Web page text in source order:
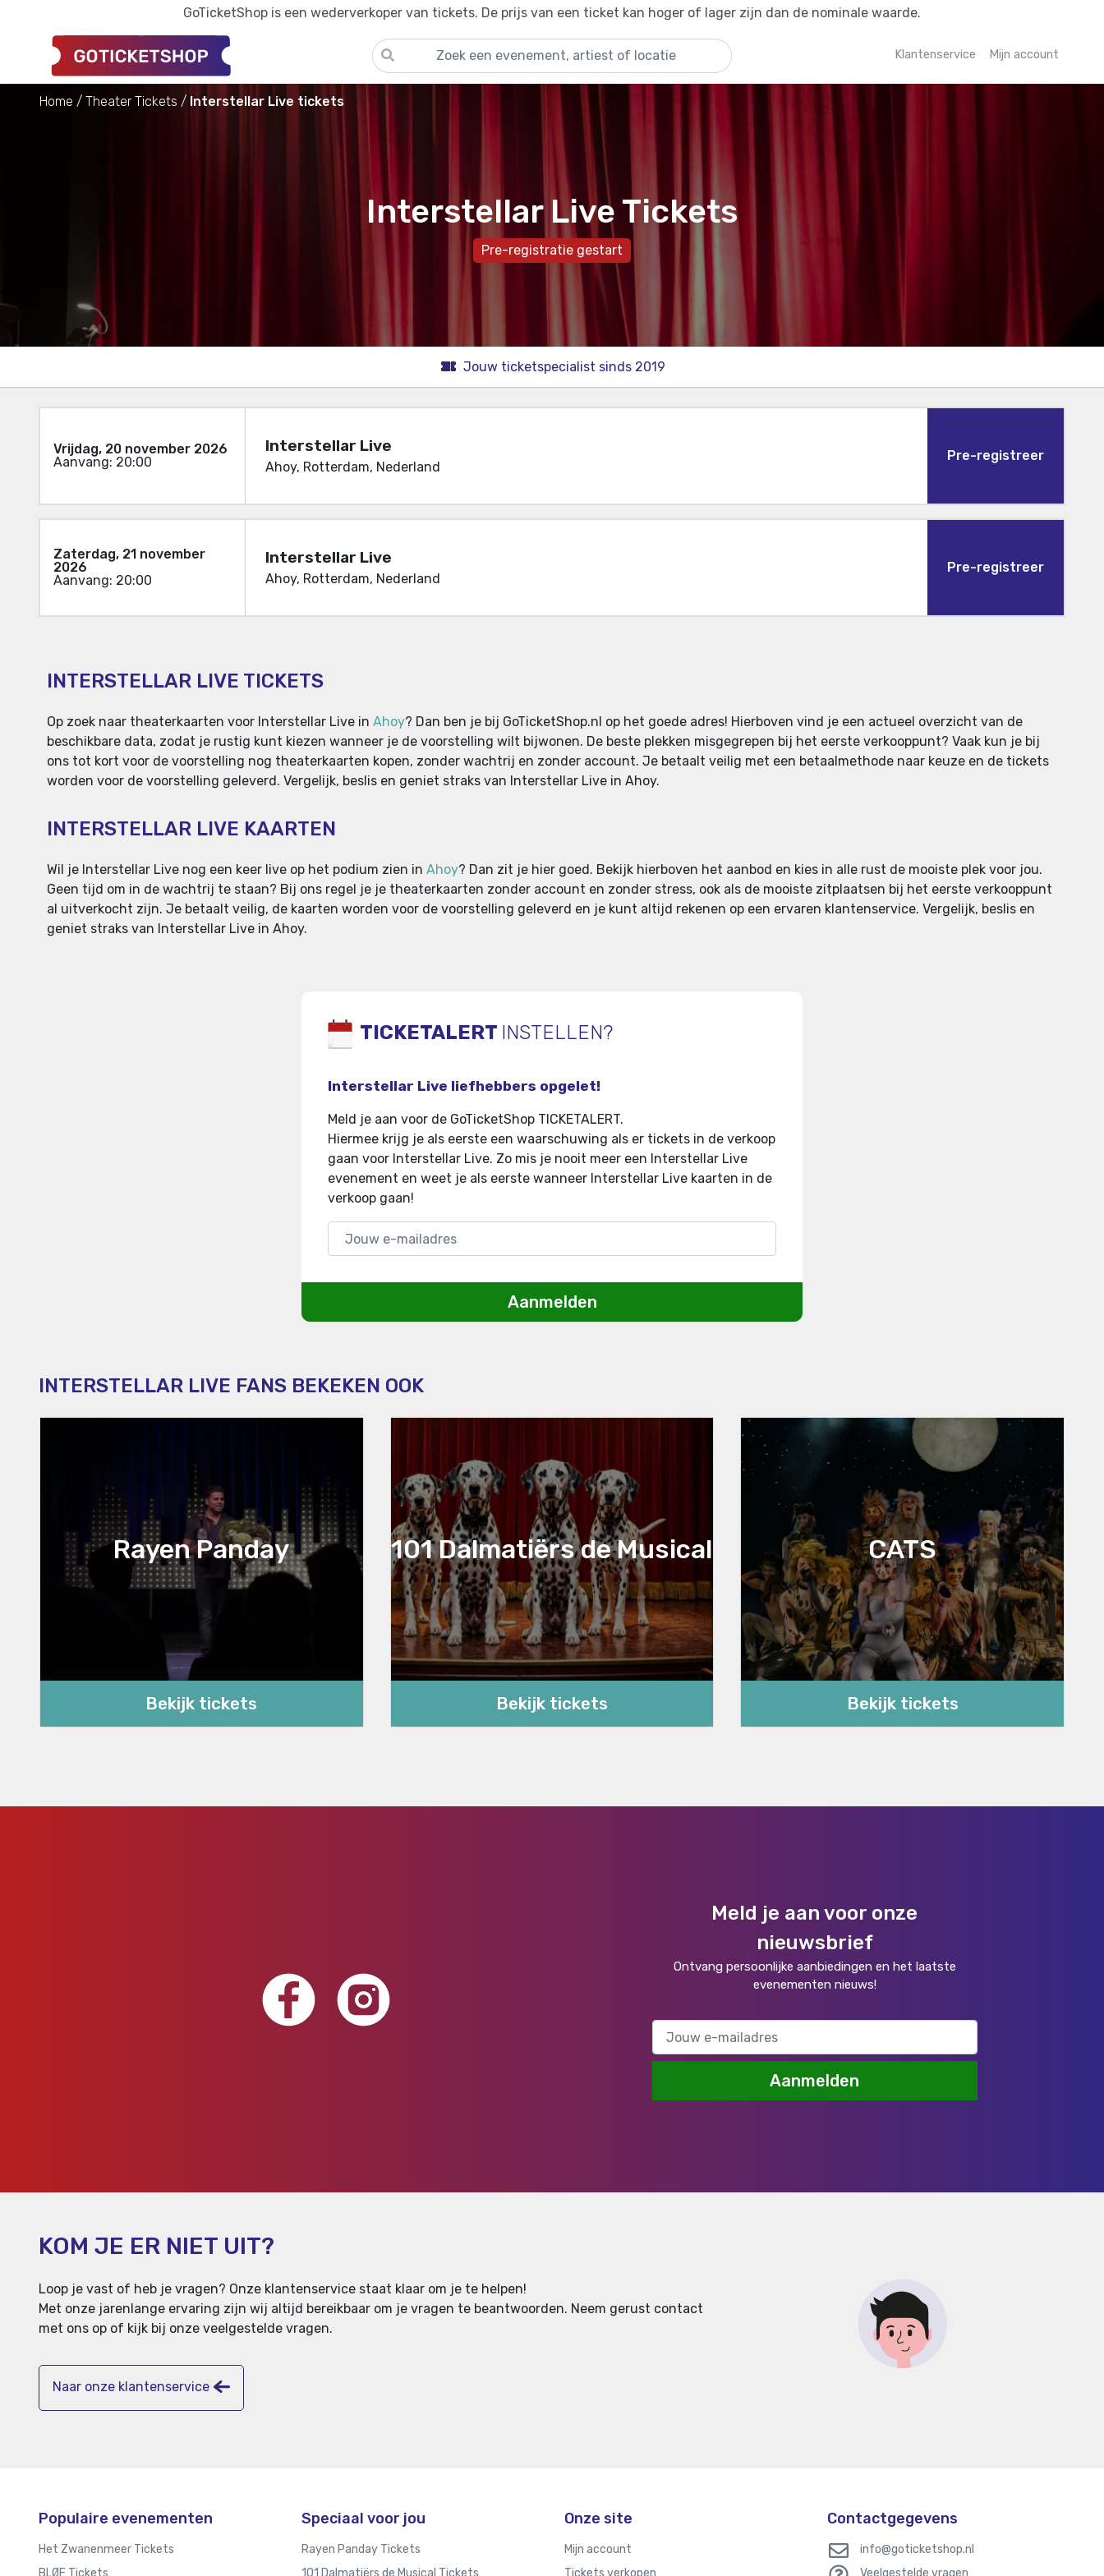
GoTicketShop is een wederverkoper van tickets. De prijs van een ticket kan hoger of lager zijn dan de nominale waarde.
Klantenservice Mijn account
Home Theater Tickets Interstellar Live tickets
Interstellar Live Tickets
Pre-registratie gestart
Jouw ticketspecialist sinds 2019
Vrijdag, 20 november 2026
Aanvang: 20:00
Interstellar Live
Ahoy, Rotterdam, Nederland
Pre-registreer
Zaterdag, 21 november
2026
Aanvang: 20:00
Interstellar Live
Ahoy, Rotterdam, Nederland
Pre-registreer
INTERSTELLAR LIVE TICKETS
Op zoek naar theaterkaarten voor Interstellar Live in Ahoy? Dan ben je bij GoTicketShop.nl op het goede adres! Hierboven vind je een actueel overzicht van de
beschikbare data, zodat je rustig kunt kiezen wanneer je de voorstelling wilt bijwonen. De beste plekken misgegrepen bij het eerste verkooppunt? Vaak kun je bij
ons tot kort voor de voorstelling nog theaterkaarten kopen, zonder wachtrij en zonder account. Je betaalt veilig met een betaalmethode naar keuze en de tickets
worden voor de voorstelling geleverd. Vergelijk, beslis en geniet straks van Interstellar Live in Ahoy.
INTERSTELLAR LIVE KAARTEN
Wil je Interstellar Live nog een keer live op het podium zien in Ahoy? Dan zit je hier goed. Bekijk hierboven het aanbod en kies in alle rust de mooiste plek voor jou.
Geen tijd om in de wachtrij te staan? Bij ons regel je je theaterkaarten zonder account en zonder stress, ook als de mooiste zitplaatsen bij het eerste verkooppunt
al uitverkocht zijn. Je betaalt veilig, de kaarten worden voor de voorstelling geleverd en je kunt altijd rekenen op een ervaren klantenservice. Vergelijk, beslis en
geniet straks van Interstellar Live in Ahoy.
TICKETALERT INSTELLEN?
Interstellar Live liefhebbers opgelet!
Meld je aan voor de GoTicketShop TICKETALERT.
Hiermee krijg je als eerste een waarschuwing als er tickets in de verkoop
gaan voor Interstellar Live. Zo mis je nooit meer een Interstellar Live
evenement en weet je als eerste wanneer Interstellar Live kaarten in de
verkoop gaan!
Aanmelden
INTERSTELLAR LIVE FANS BEKEKEN OOK
Rayen Panday
Bekijk tickets
101 Dalmatiërs de Musical
Bekijk tickets
CATS
Bekijk tickets
Meld je aan voor onze
nieuwsbrief
Ontvang persoonlijke aanbiedingen en het laatste
evenementen nieuws!
Aanmelden
KOM JE ER NIET UIT?
Loop je vast of heb je vragen? Onze klantenservice staat klaar om je te helpen!
Met onze jarenlange ervaring zijn wij altijd bereikbaar om je vragen te beantwoorden. Neem gerust contact
met ons op of kijk bij onze veelgestelde vragen.
Naar onze klantenservice
Populaire evenementen
Het Zwanenmeer Tickets
BLØF Tickets
Speciaal voor jou
Rayen Panday Tickets
101 Dalmatiërs de Musical Tickets
Onze site
Mijn account
Tickets verkopen
Contactgegevens
info@goticketshop.nl
Veelgestelde vragen